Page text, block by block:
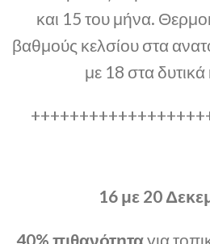
και 15 του μήνα.
βαθμούς κελσίου στα
με 18 στα δυτικά
16 με 20
40% πιθανότηταγια